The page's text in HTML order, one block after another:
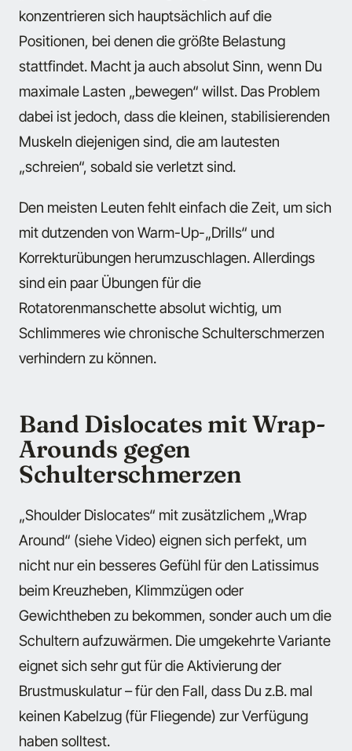
konzentrieren sich hauptsächlich auf die
Positionen, bei denen die größte Belastung
stattfindet. Macht ja auch absolut Sinn, wenn Du
maximale Lasten „bewegen“ willst. Das Problem
dabei ist jedoch, dass die kleinen, stabilisierenden
Muskeln diejenigen sind, die am lautesten
„schreien“, sobald sie verletzt sind.
Den meisten Leuten fehlt einfach die Zeit, um sich
mit dutzenden von Warm-Up-„Drills“ und
Korrekturübungen herumzuschlagen. Allerdings
sind ein paar Übungen für die
Rotatorenmanschette absolut wichtig, um
Schlimmeres wie chronische Schulterschmerzen
verhindern zu können.
Band Dislocates mit Wrap-
Arounds gegen
Schulterschmerzen
„Shoulder Dislocates“ mit zusätzlichem „Wrap
Around“ (siehe Video) eignen sich perfekt, um
nicht nur ein besseres Gefühl für den Latissimus
beim Kreuzheben, Klimmzügen oder
Gewichtheben zu bekommen, sonder auch um die
Schultern aufzuwärmen. Die umgekehrte Variante
eignet sich sehr gut für die Aktivierung der
Brustmuskulatur – für den Fall, dass Du z.B. mal
keinen Kabelzug (für Fliegende) zur Verfügung
haben solltest.